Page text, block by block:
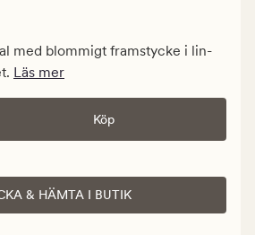
med blommigt framstycke i lin-
Läs mer
Köp
& HÄMTA I BUTIK